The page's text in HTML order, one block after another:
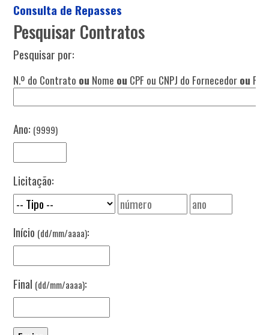
Consulta de Repasses
Pesquisar Contratos
Pesquisar por:
N.º do Contrato ou Nome ou CPF ou CNPJ do Fornecedorou
Ano: (9999)
Licitação:
Início (dd/mm/aaaa):
Final (dd/mm/aaaa):